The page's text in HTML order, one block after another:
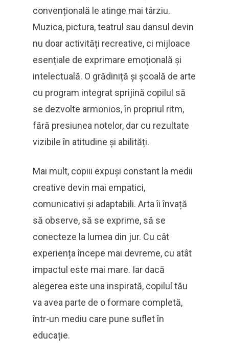
convențională le atinge mai târziu.
Muzica, pictura, teatrul sau dansul devin
nu doar activități recreative, ci mijloace
esențiale de exprimare emoțională și
intelectuală. O grădiniță și școală de arte
cu program integrat sprijină copilul să
se dezvolte armonios, în propriul ritm,
fără presiunea notelor, dar cu rezultate
vizibile în atitudine și abilități.
Mai mult, copiii expuși constant la medii
creative devin mai empatici,
comunicativi și adaptabili. Arta îi învață
să observe, să se exprime, să se
conecteze la lumea din jur. Cu cât
experiența începe mai devreme, cu atât
impactul este mai mare. Iar dacă
alegerea este una inspirată, copilul tău
va avea parte de o formare completă,
într-un mediu care pune suflet în
educație.